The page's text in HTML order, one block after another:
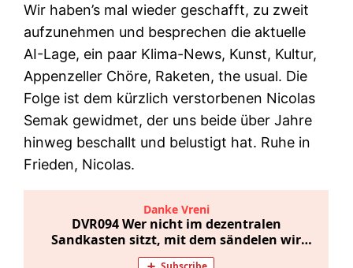
Wir haben’s mal wieder geschafft, zu zweit
aufzunehmen und besprechen die aktuelle
AI-Lage, ein paar Klima-News, Kunst, Kultur,
Appenzeller Chöre, Raketen, the usual. Die
Folge ist dem kürzlich verstorbenen Nicolas
Semak gewidmet, der uns beide über Jahre
hinweg beschallt und belustigt hat. Ruhe in
Frieden, Nicolas.